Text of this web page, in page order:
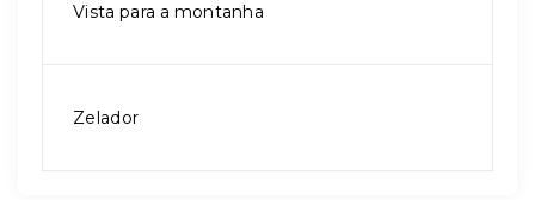
Vista para a montanha
Zelador